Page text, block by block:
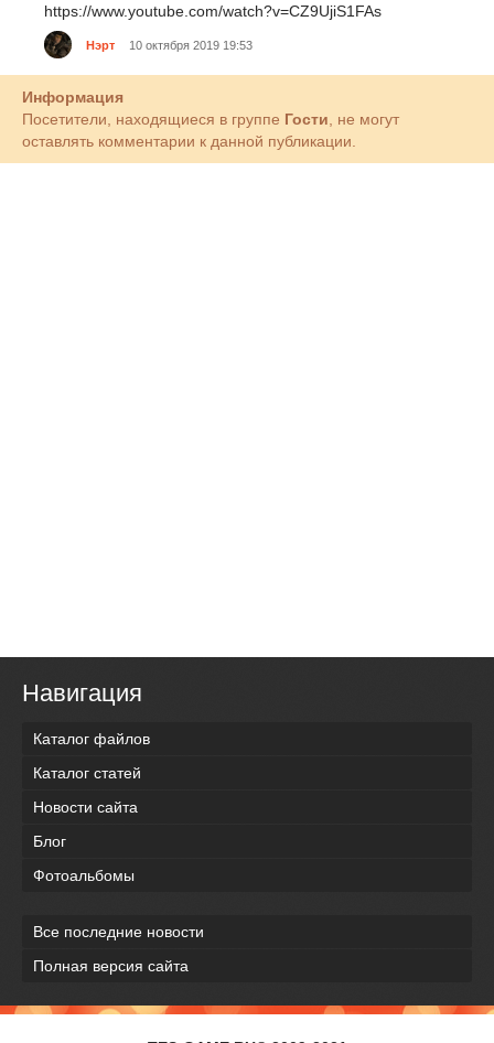
https://www.youtube.com/watch?v=CZ9UjiS1FAs
Нэрт 10 октября 2019 19:53
Информация
Посетители, находящиеся в группе Гости , не могут
оставлять комментарии к данной публикации.
Навигация
Каталог файлов
Каталог статей
Новости сайта
Блог
Фотоальбомы
Все последние новости
Полная версия сайта